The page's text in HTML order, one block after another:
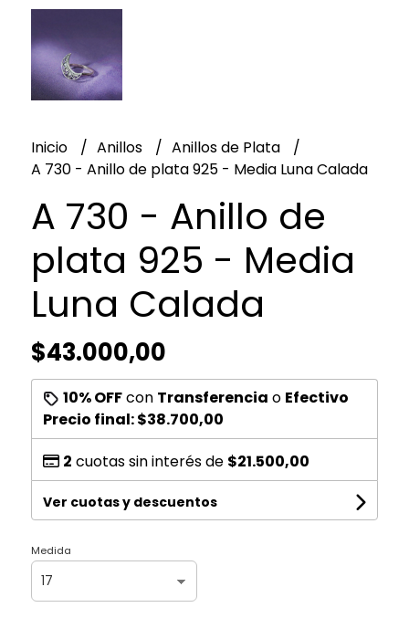
Inicio Anillos
Anillos de Plata
A 730 - Anillo de plata 925 - Media Luna Calada
A 730 - Anillo de
plata 925 - Media
Luna Calada
$43.000,00
10% OFFcon Transferencia o Efectivo
Precio final:$38.700,00
2 cuotas sin interés de $21.500,00
Ver cuotas y descuentos
Medida